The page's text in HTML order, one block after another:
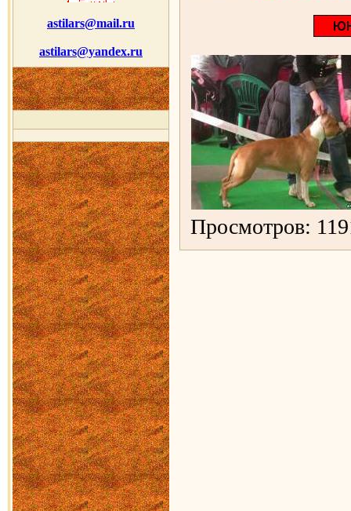
astilars@mail.ru
astilars@yandex.ru
Просмотров: